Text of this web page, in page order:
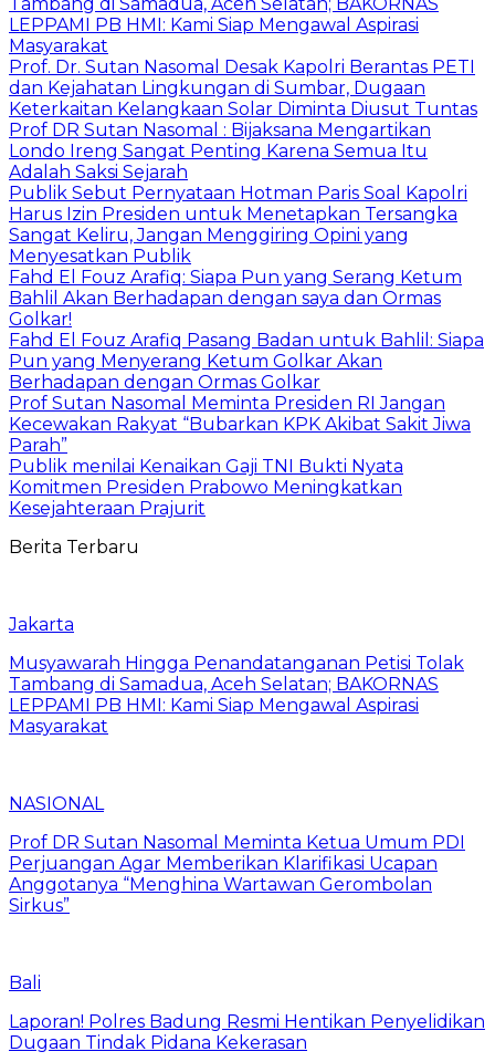
LEPPAMI PB HMI: Kami Siap Mengawal Aspirasi
Masyarakat
Prof. Dr. Sutan Nasomal Desak Kapolri Berantas PETI
dan Kejahatan Lingkungan di Sumbar, Dugaan
Keterkaitan Kelangkaan Solar Diminta Diusut Tuntas
Prof DR Sutan Nasomal : Bijaksana Mengartikan
Londo Ireng Sangat Penting Karena Semua Itu
Adalah Saksi Sejarah
Publik Sebut Pernyataan Hotman Paris Soal Kapolri
Harus Izin Presiden untuk Menetapkan Tersangka
Sangat Keliru, Jangan Menggiring Opini yang
Menyesatkan Publik
Fahd El Fouz Arafiq: Siapa Pun yang Serang Ketum
Bahlil Akan Berhadapan dengan saya dan Ormas
Golkar!
Fahd El Fouz Arafiq Pasang Badan untuk Bahlil: Siapa
Pun yang Menyerang Ketum Golkar Akan
Berhadapan dengan Ormas Golkar
Prof Sutan Nasomal Meminta Presiden RI Jangan
Kecewakan Rakyat “Bubarkan KPK Akibat Sakit Jiwa
Parah”
Publik menilai Kenaikan Gaji TNI Bukti Nyata
Komitmen Presiden Prabowo Meningkatkan
Kesejahteraan Prajurit
Berita Terbaru
Jakarta
Musyawarah Hingga Penandatanganan Petisi Tolak
Tambang di Samadua, Aceh Selatan; BAKORNAS
LEPPAMI PB HMI: Kami Siap Mengawal Aspirasi
Masyarakat
NASIONAL
Prof DR Sutan Nasomal Meminta Ketua Umum PDI
Perjuangan Agar Memberikan Klarifikasi Ucapan
Anggotanya “Menghina Wartawan Gerombolan
Sirkus”
Bali
Laporan! Polres Badung Resmi Hentikan Penyelidikan
Dugaan Tindak Pidana Kekerasan